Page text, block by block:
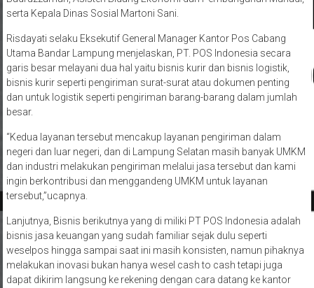
serta Kepala Dinas Sosial Martoni Sani.
Risdayati selaku Eksekutif General Manager Kantor Pos Cabang
Utama Bandar Lampung menjelaskan, PT. POS Indonesia secara
garis besar melayani dua hal yaitu bisnis kurir dan bisnis logistik,
bisnis kurir seperti pengiriman surat-surat atau dokumen penting
dan untuk logistik seperti pengiriman barang-barang dalam jumlah
besar.
“Kedua layanan tersebut mencakup layanan pengiriman dalam
negeri dan luar negeri, dan di Lampung Selatan masih banyak UMKM
dan industri melakukan pengiriman melalui jasa tersebut dan kami
ingin berkontribusi dan menggandeng UMKM untuk layanan
tersebut,”ucapnya.
Lanjutnya, Bisnis berikutnya yang di miliki PT POS Indonesia adalah
bisnis jasa keuangan yang sudah familiar sejak dulu seperti
weselpos hingga sampai saat ini masih konsisten, namun pihaknya
melakukan inovasi bukan hanya wesel cash to cash tetapi juga
dapat dikirim langsung ke rekening dengan cara datang ke kantor